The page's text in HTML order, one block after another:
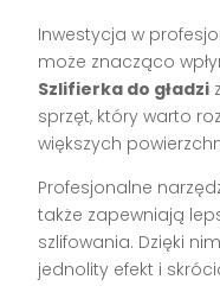
Inwestycja w
może znacząco
Szlifierka do gładzi
sprzęt, który warto
większych
Profesjonalne
także zapewniają
szlifowania. Dzięki
jednolity efekt i